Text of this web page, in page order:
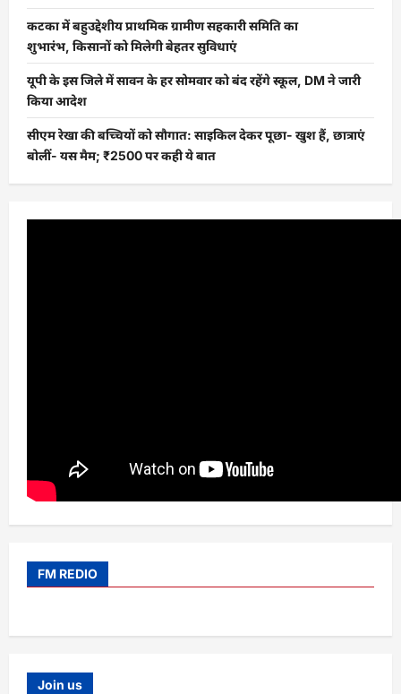
कटका में बहुउद्देशीय प्राथमिक ग्रामीण सहकारी समिति का
शुभारंभ, किसानों को मिलेगी बेहतर सुविधाएं
यूपी के इस जिले में सावन के हर सोमवार को बंद रहेंगे स्कूल, DM ने जारी
किया आदेश
सीएम रेखा की बच्चियों को सौगात: साइकिल देकर पूछा- खुश हैं, छात्राएं
बोलीं- यस मैम; ₹2500 पर कही ये बात
FM REDIO
Join us